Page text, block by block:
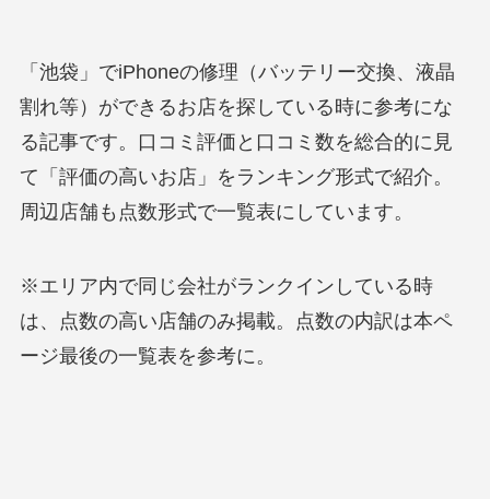
「池袋」でiPhoneの修理（バッテリー交換、液晶
割れ等）ができるお店を探している時に参考にな
る記事です。口コミ評価と口コミ数を総合的に見
て「評価の高いお店」をランキング形式で紹介。
周辺店舗も点数形式で一覧表にしています。
※エリア内で同じ会社がランクインしている時
は、点数の高い店舗のみ掲載。点数の内訳は本ペ
ージ最後の一覧表を参考に。